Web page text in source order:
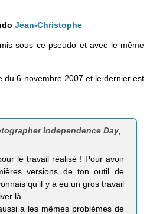
Jean-Christophe
sous ce pseudo et avec le même
du 6 novembre 2007 et le dernier est
Independence Day,
le travail réalisé ! Pour avoir
versions de ton outil de
qu’il y a eu un gros travail
là.
a les mêmes problèmes de